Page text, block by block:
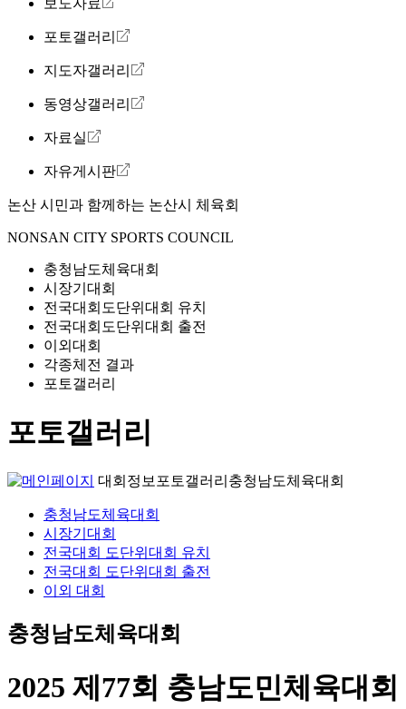
포토갤러리
지도자갤러리
동영상갤러리
자료실
자유게시판
논산 시민과 함께하는 논산시 체육회
NONSAN CITY SPORTS COUNCIL
충청남도체육대회
시장기대회
전국대회도단위대회 유치
전국대회도단위대회 출전
이외대회
각종체전 결과
포토갤러리
포토갤러리
대회정보 포토갤러리 충청남도체육대회
충청남도체육대회
시장기대회
전국대회 도단위대회 유치
전국대회 도단위대회 출전
이외 대회
충청남도체육대회
2025 제77회 충남도민체육대회